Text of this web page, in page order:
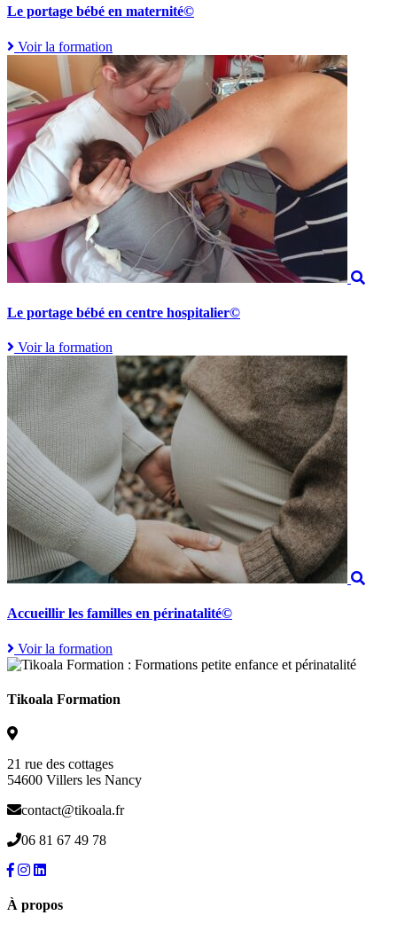
Le portage bébé en maternité©
Voir la formation
Le portage bébé en centre hospitalier©
Voir la formation
Accueillir les familles en périnatalité©
Voir la formation
Tikoala Formation
21 rue des cottages
54600 Villers les Nancy
contact@tikoala.fr
06 81 67 49 78
À propos